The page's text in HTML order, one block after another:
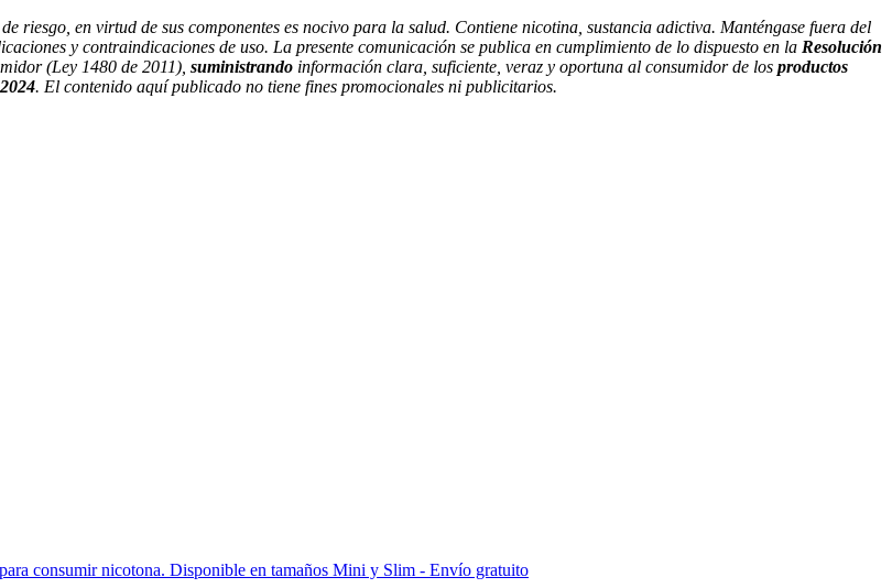
riesgo, en virtud de sus componentes es nocivo para la salud. Contiene nicotina, sustancia adictiva. Manténgase fuera del
y contraindicaciones de uso. La presente comunicación se publica en cumplimiento de lo dispuesto en la Resolución
(Ley 1480 de 2011), suministrando información clara, suficiente, veraz y oportuna al consumidor de los productos
. El contenido aquí publicado no tiene fines promocionales ni publicitarios.
consumir nicotona. Disponible en tamaños Mini y Slim - Envío gratuito